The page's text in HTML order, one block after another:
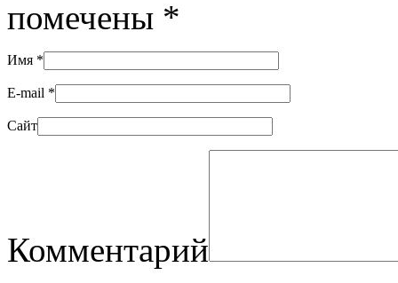
помечены *
Имя *
E-mail *
Сайт
Комментарий